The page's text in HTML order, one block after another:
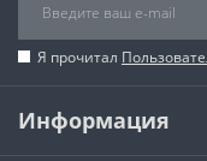
Я прочитал
Информация